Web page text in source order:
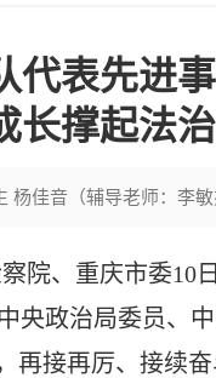
代表先进
长撑起法
杨佳音（辅导老师：李敏
院、重庆市委10
央政治局委员、
再接再厉、接续